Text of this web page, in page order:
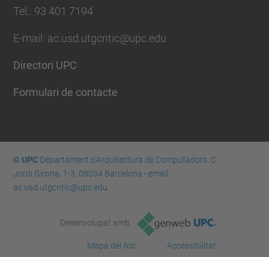
Tel.: 93 401 7194
E-mail: ac.usd.utgcntic@upc.edu
Directori UPC
Formulari de contacte
© UPCDepartament d'Arquitectura de Computadors. C.
Jordi Girona, 1-3. 08034 Barcelona - email:
ac.usd.utgcntic@upc.edu
Desenvolupat amb
Mapa del lloc
Accessibilitat